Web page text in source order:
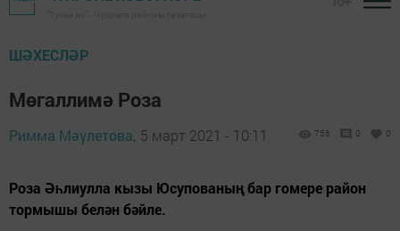
ШӘХЕСЛӘР
Мөгаллимә Роза
Римма Мәүлетова, 5 март 2021 - 10:11 756 0 0
Роза Әһлиулла кызы Юсупованың бар гомере район
тормышы белән бәйле.